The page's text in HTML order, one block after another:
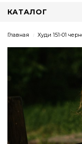
КАТАЛОГ
Главная Худи 151-01